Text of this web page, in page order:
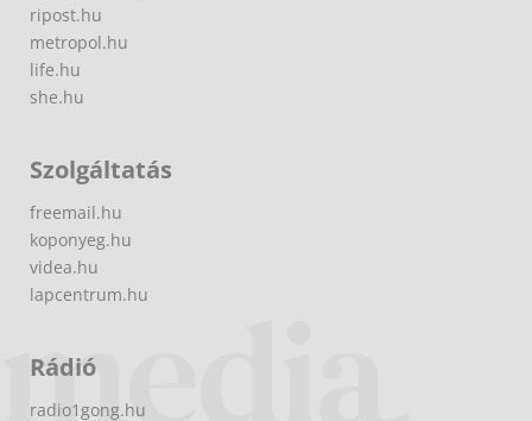
ripost.hu
metropol.hu
life.hu
she.hu
Szolgáltatás
freemail.hu
koponyeg.hu
videa.hu
lapcentrum.hu
Rádió
radio1gong.hu